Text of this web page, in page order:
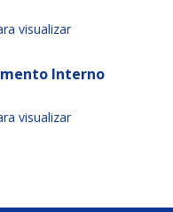
visualizar
Interno
visualizar